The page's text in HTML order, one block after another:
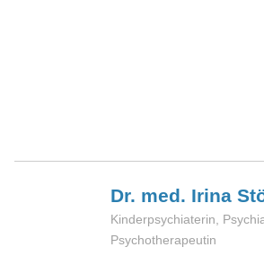
Dr. med. Irina
Kinderpsychiaterin,
Psychotherapeutin